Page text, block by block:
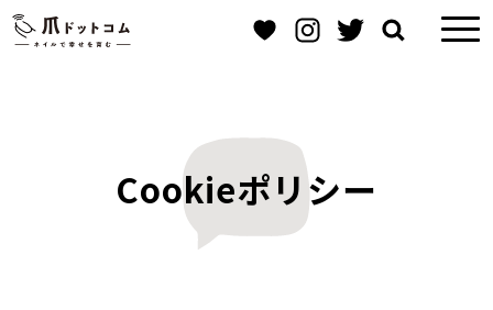
Cookieポリシー